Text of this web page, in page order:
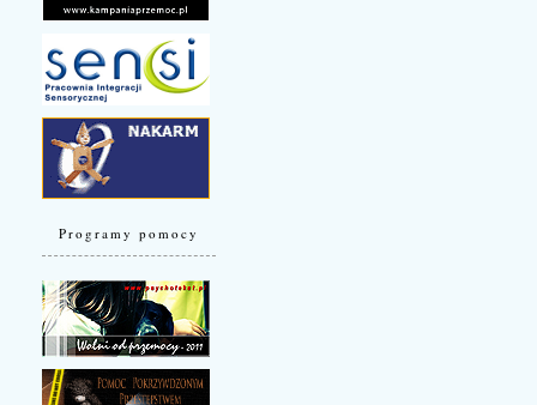
Programy pomocy